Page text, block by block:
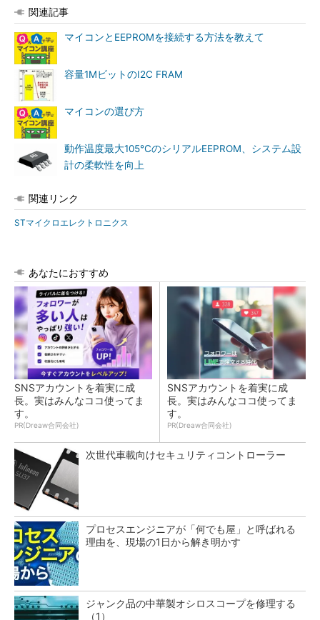
関連記事
マイコンとEEPROMを接続する方法を教えて
容量1MビットのI2C FRAM
マイコンの選び方
動作温度最大105℃のシリアルEEPROM、システム設
計の柔軟性を向上
関連リンク
STマイクロエレクトロニクス
あなたにおすすめ
SNSアカウントを着実に成
長。実はみんなココ使ってま
す。
PR(Dreaw合同会社)
SNSアカウントを着実に成
長。実はみんなココ使ってま
す。
PR(Dreaw合同会社)
次世代車載向けセキュリティコントローラー
プロセスエンジニアが「何でも屋」と呼ばれる
理由を、現場の1日から解き明かす
ジャンク品の中華製オシロスコープを修理する
（1）